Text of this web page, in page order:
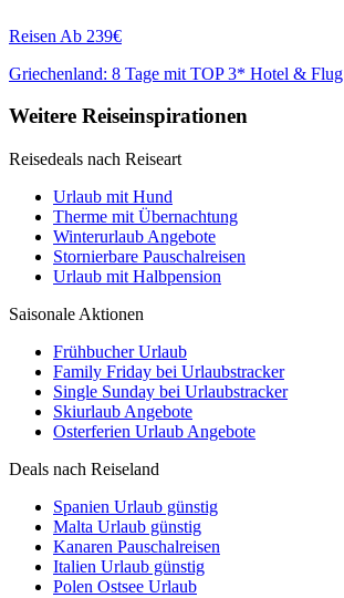
Reisen Ab 239€
Griechenland: 8 Tage mit TOP 3* Hotel & Flug
Weitere Reiseinspirationen
Reisedeals nach Reiseart
Urlaub mit Hund
Therme mit Übernachtung
Winterurlaub Angebote
Stornierbare Pauschalreisen
Urlaub mit Halbpension
Saisonale Aktionen
Frühbucher Urlaub
Family Friday bei Urlaubstracker
Single Sunday bei Urlaubstracker
Skiurlaub Angebote
Osterferien Urlaub Angebote
Deals nach Reiseland
Spanien Urlaub günstig
Malta Urlaub günstig
Kanaren Pauschalreisen
Italien Urlaub günstig
Polen Ostsee Urlaub